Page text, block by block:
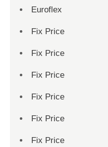
Euroflex
Fix Price
Fix Price
Fix Price
Fix Price
Fix Price
Fix Price